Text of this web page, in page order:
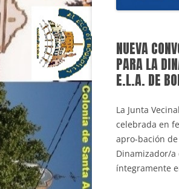
NUEVA
PARA LA
E.L.A. DE
La Junta
celebrada en
apro-bación
Dinamizador/a
íntegramente